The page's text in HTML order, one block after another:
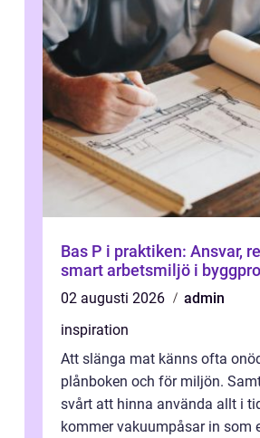
Bas P i praktiken: Ansvar,
smart arbetsmiljö i
02 augusti 2026
admin
inspiration
Att slänga mat känns ofta
plånboken och för miljön.
svårt att hinna använda allt i
kommer vakuumpåsar in som